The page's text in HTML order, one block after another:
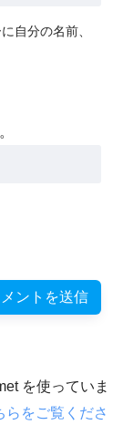
自分の名前、
を使っていま
らをご覧くださ